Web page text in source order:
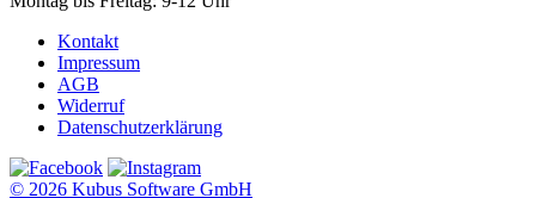
Kontakt
Impressum
AGB
Widerruf
Datenschutzerklärung
© 2026 Kubus Software GmbH